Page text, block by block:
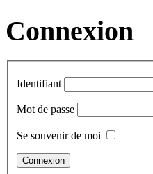
Connexion
Identifiant
Mot de passe
Se souvenir de moi